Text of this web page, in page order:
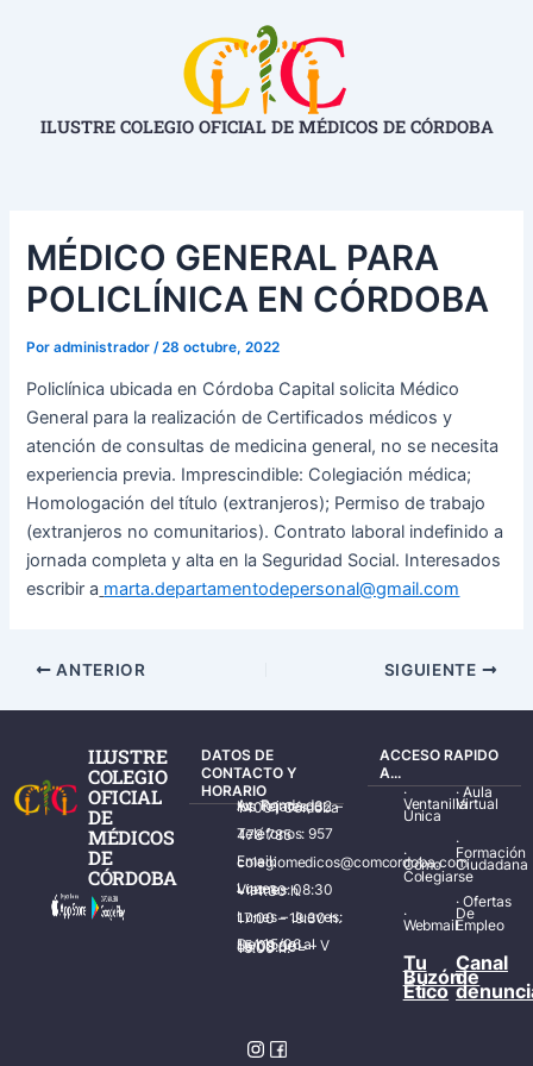
ILUSTRE COLEGIO OFICIAL DE MÉDICOS DE CÓRDOBA
MÉDICO GENERAL PARA
POLICLÍNICA EN CÓRDOBA
Poradministrador /28 octubre, 2022
Policlínica ubicada en Córdoba Capital solicita Médico
General para la realización de Certificados médicos y
atención de consultas de medicina general, no se necesita
experiencia previa. Imprescindible: Colegiación médica;
Homologación del título (extranjeros); Permiso de trabajo
(extranjeros no comunitarios). Contrato laboral indefinido a
jornada completa y alta en la Seguridad Social. Interesados
escribir a marta.departamentodepersonal@gmail.com
ANTERIOR SIGUIENTE
ILUSTRE
COLEGIO
OFICIAL
DE
MÉDICOS
DE
CÓRDOBA
DATOS DE
CONTACTO Y
HORARIO
Av. Ronda de los Tejares, 32 – 14001 Córdoba
Teléfonos: 957 478 785
Email: colegiomedicos@comcordoba.com
Lunes – Viernes: 08:30 – 14:30 h.
Lunes – Jueves: 17:00 – 19:30 h.
Del 15/06 al 15/09 de L – V de 08:00 – 15:00 h.
ACCESO RAPIDO
A...
·
Ventanilla
Única
·
Cómo
Colegiarse
·
Webmail
·Aula
Virtual
·
Formación
Ciudadana
·Ofertas
De
Empleo
Tu
Buzón
Ético
Canal
de